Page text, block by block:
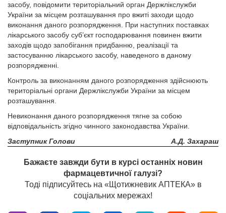
засобу, повідомити територіальний орган Держлікслужби
України за місцем розташування про вжиті заходи щодо
виконання даного розпорядження. При наступних поставках
лікарського засобу суб’єкт господарювання повинен вжити
заходів щодо запобігання придбанню, реалізації та
застосуванню лікарського засобу, наведеного в даному
розпорядженні.
Контроль за виконанням даного розпорядження здійснюють
територіальні органи Держлікслужби України за місцем
розташування.
Невиконання даного розпорядження тягне за собою
відповідальність згідно чинного законодавства України.
Заступник Голови
А.Д. Захараш
Бажаєте завжди бути в курсі останніх новин
фармацевтичної галузі?
Тоді підписуйтесь на «Щотижневик АПТЕКА» в
соціальних мережах!